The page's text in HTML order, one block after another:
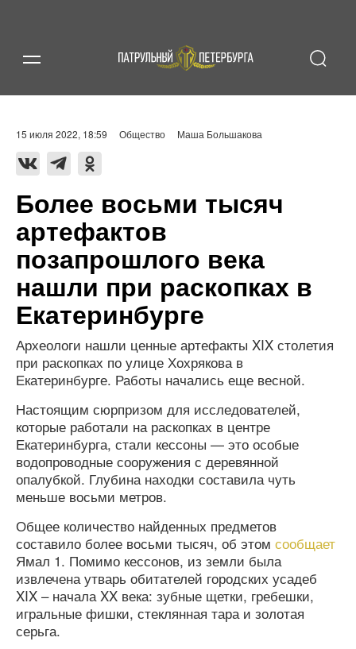
15 июля 2022, 18:59 Общество Маша Большакова
Более восьми тысяч
артефактов
позапрошлого века
нашли при раскопках в
Екатеринбурге
Археологи нашли ценные артефакты XIX столетия
при раскопках по улице Хохрякова в
Екатеринбурге. Работы начались еще весной.
Настоящим сюрпризом для исследователей,
которые работали на раскопках в центре
Екатеринбурга, стали кессоны — это особые
водопроводные сооружения с деревянной
опалубкой. Глубина находки составила чуть
меньше восьми метров.
Общее количество найденных предметов
составило более восьми тысяч, об этом сообщает
Ямал 1. Помимо кессонов, из земли была
извлечена утварь обитателей городских усадеб
XIX – начала XX века: зубные щетки, гребешки,
игральные фишки, стеклянная тара и золотая
серьга.